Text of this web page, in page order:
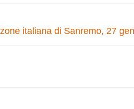
italiana di Sanremo, 27